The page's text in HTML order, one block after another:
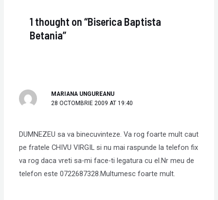
1 thought on “Biserica Baptista
Betania”
MARIANA UNGUREANU
28 OCTOMBRIE 2009 AT 19:40
DUMNEZEU sa va binecuvinteze. Va rog foarte mult caut
pe fratele CHIVU VIRGIL si nu mai raspunde la telefon fix
va rog daca vreti sa-mi face-ti legatura cu el.Nr meu de
telefon este 0722687328.Multumesc foarte mult.